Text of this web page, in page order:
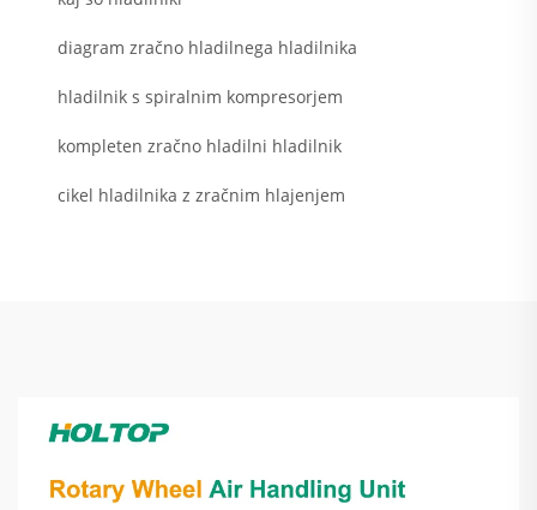
diagram zračno hladilnega hladilnika
hladilnik s spiralnim kompresorjem
kompleten zračno hladilni hladilnik
cikel hladilnika z zračnim hlajenjem